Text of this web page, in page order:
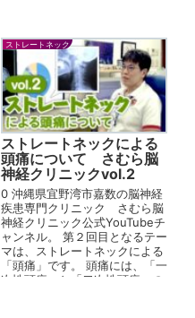
ストレートネック
ストレートネックによる
頭痛について さむら脳
神経クリニックvol.2
0 沖縄県宜野湾市嘉数の脳神経
疾患専門クリニック さむら脳
神経クリニック公式YouTubeチ
ャンネル。 第２回目となるテー
マは、ストレートネックによる
「頭痛」です。 頭痛には、「一
次性頭痛」と「二次性頭痛」の